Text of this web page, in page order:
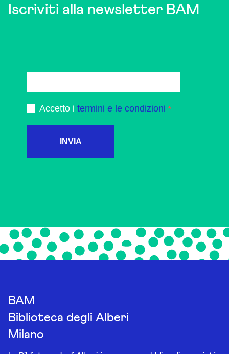
Iscriviti alla newsletter BAM
Accetto i termini e le condizioni
INVIA
BAM
Biblioteca degli Alberi
Milano